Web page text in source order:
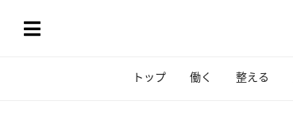
トップ 働く 整える